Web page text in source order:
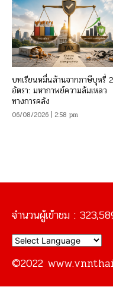
บทเรียนหมื่นล้านจากภาษีบุหรี่ 2
อัตรา: มหากาพย์ความล้มเหลว
ทางการคลัง
06/08/2026 | 2:58 pm
จำนวนผู้เข้าชม :
©2022